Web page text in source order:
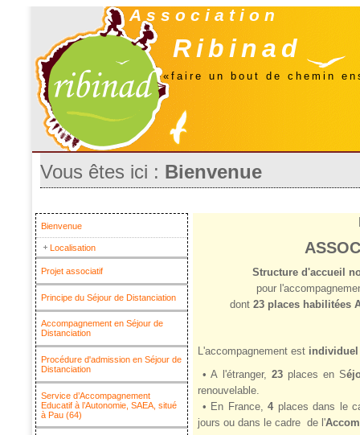
Association
Ribinad
«faire un bout de chemin
Vous êtes ici : Bienvenue
Bienvenue
Localisation
Projet associatif
Principe du Séjour de Distanciation
Accompagnement en Séjour de
Distanciation
Procédure d'admission en Séjour de
Distanciation
Service d’Accompagnement
Educatif à l’Autonomie, SAEA, situé
à Pau (64)
Structure d'accueil
pour
dont 23 places habilitées
L'accompagnement est individuel
• A l'étranger, 23places en S
renouvelable.
• En France, 4places dans le
jours ou dans le cadre de l'